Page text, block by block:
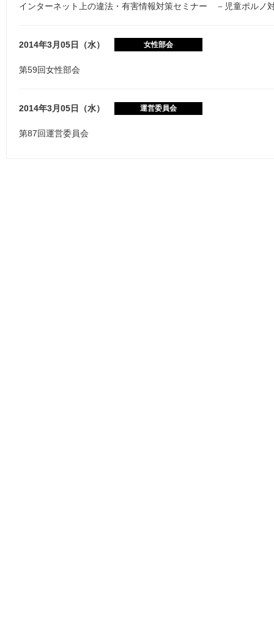
インターネット上の違法・有害情報対策セミナー －児童ポルノ
2014年3月05日（水） 女性部会
第59回女性部会
2014年3月05日（水） 運営委員会
第87回運営委員会